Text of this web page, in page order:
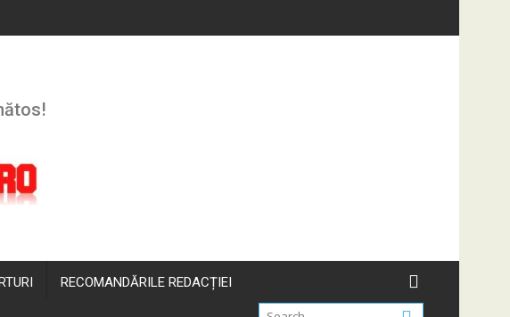
RECOMANDĂRILE REDACȚIEI